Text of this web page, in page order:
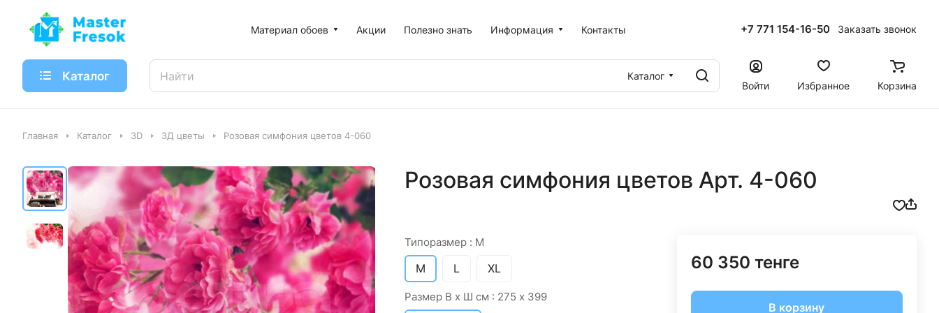
Материал обоев Акции Полезно знать Информация Контакты +7 771 154-16-50 Заказать звонок
Каталог
Каталог
Войти
Избранное Корзина
Главная Каталог 3D 3Д цветы Розовая симфония цветов 4-060
Розовая симфония цветов Арт. 4-060
Типоразмер : M
M L XL
Размер В х Ш см : 275 х 399
60 350 тенге
В корзину